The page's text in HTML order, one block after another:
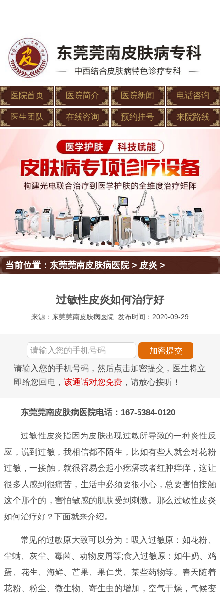
医院首页 医院简介 医院新闻 电话咨询
医生团队 在线咨询 预约挂号 来院路线
当前位置：东莞莞南皮肤病医院> 皮炎 >
过敏性皮炎如何治疗好
来源：东莞莞南皮肤病医院 发布时间：2020-09-29
请输入您的手机号码，然后点击加密提交，医生将立
即给您回电， 该通话对您免费 ，请放心接听！
东莞莞南皮肤病医院电话：167-5384-0120
过敏性皮炎指因为皮肤出现过敏所导致的一种炎性反
应，说到过敏，我相信都不陌生，比如有些人就会对花粉
过敏，一接触，就很容易会起小疙瘩或者红肿痒痒，这让
很多人感到很痛苦，生活中必须要很小心，总要害怕接触
这个那个的，害怕敏感的肌肤受到刺激。那么过敏性皮炎
如何治疗好？下面就来介绍。
常见的过敏原大致可以分为：吸入过敏原：如花粉、
尘螨、灰尘、霉菌、动物皮屑等;食入过敏原：如牛奶、鸡
蛋、花生、海鲜、芒果、果仁类、某些药物等。春天随着
花粉、粉尘、微生物、寄生虫的增加，空气干燥，气候变